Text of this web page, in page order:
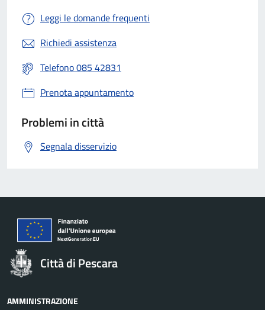
Leggi le domande frequenti
Richiedi assistenza
Telefono 085 42831
Prenota appuntamento
Problemi in città
Segnala disservizio
Città di Pescara
AMMINISTRAZIONE